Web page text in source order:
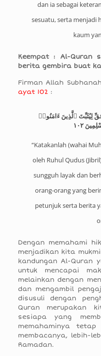
dan ia sebagai
sesuatu, serta menjadi
kaum
Keempat : Al-Quran
berita gembira buat
Firman Allah
ayat 102 :
لِيُثَبِّتَ ٱلَّذِينَ ءَامَنُوا۟
١٠٢
“Katakanlah (wahai
oleh Ruhul Qudus
sungguh layak dan
orang-orang yang
petunjuk serta berita
Dengan memahami
menjadikan kita
kandungan Al-Quran
untuk mencapai
melainkan dengan
dan mengambil
disusuli dengan
Quran merupakan
sesiapa yang
memahaminya
membacanya, lebih-
Ramadan.